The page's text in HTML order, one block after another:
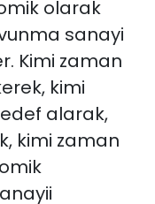
olarak
sanayi
Kimi zaman
kimi
alarak,
kimi zaman